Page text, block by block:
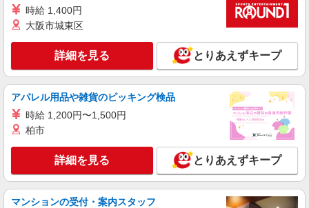
あり） ゜+゜・。○。・゜+゜・。○。・゜+゜ 入
社祝い金10万円支給(規定有) お友達を紹介頂くと,
インセンティブ支給(規定有) ★月2回払い・週払い
可能（規程有）★ ゜・。○。・゜+゜・。○。・゜
+゜
愛知県名古屋市港区の家電量販店
キープ 詳細を見る
紹介予定派遣
株式会社シエロ
携帯販売スタッフ【softbank】
時給1600円〜 ※別途インセンティブ、職能評
価制度あり ※残業代支給 ★交通費別途支給（規定
あり） ゜+゜・。○。・゜+゜・。○。・゜+゜ 入
社祝い金10万円支給(規定有) お友達を紹介頂くと,
愛知県名古屋市港区の商業施設
時給 1,400円
大阪市城東区
詳細を見る とりあえずキープ
アパレル用品や雑貨のピッキング検品
時給 1,200円〜1,500円
柏市
詳細を見る とりあえずキープ
マンションの受付・案内スタッフ